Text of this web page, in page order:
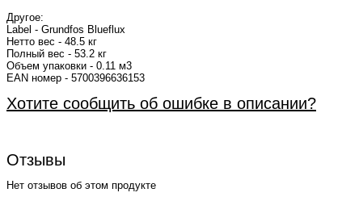
Другое:
Label - Grundfos Blueflux
Нетто вес - 48.5 кг
Полный вес - 53.2 кг
Объем упаковки - 0.11 м3
EAN номер - 5700396636153
Хотите сообщить об ошибке в описании?
Отзывы
Нет отзывов об этом продукте